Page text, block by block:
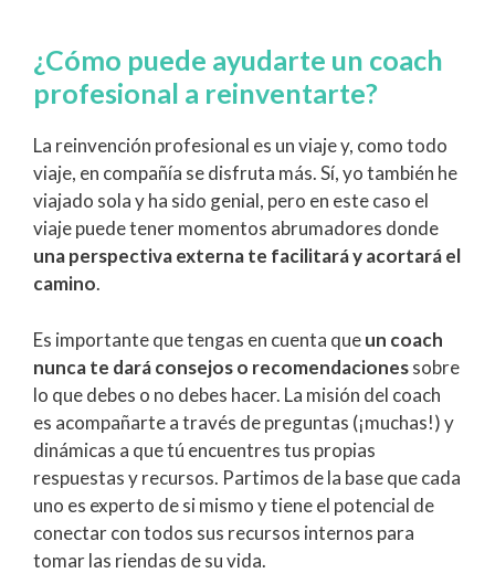
¿Cómo puede ayudarte un coach
profesional a reinventarte?
La reinvención profesional es un viaje y, como todo
viaje, en compañía se disfruta más. Sí, yo también he
viajado sola y ha sido genial, pero en este caso el
viaje puede tener momentos abrumadores donde
una perspectiva externa te facilitará y acortará el
camino.
Es importante que tengas en cuenta queun coach
nunca te dará consejos o recomendacionessobre
lo que debes o no debes hacer. La misión del coach
es acompañarte a través de preguntas (¡muchas!) y
dinámicas a que tú encuentres tus propias
respuestas y recursos. Partimos de la base que cada
uno es experto de si mismo y tiene el potencial de
conectar con todos sus recursos internos para
tomar las riendas de su vida.